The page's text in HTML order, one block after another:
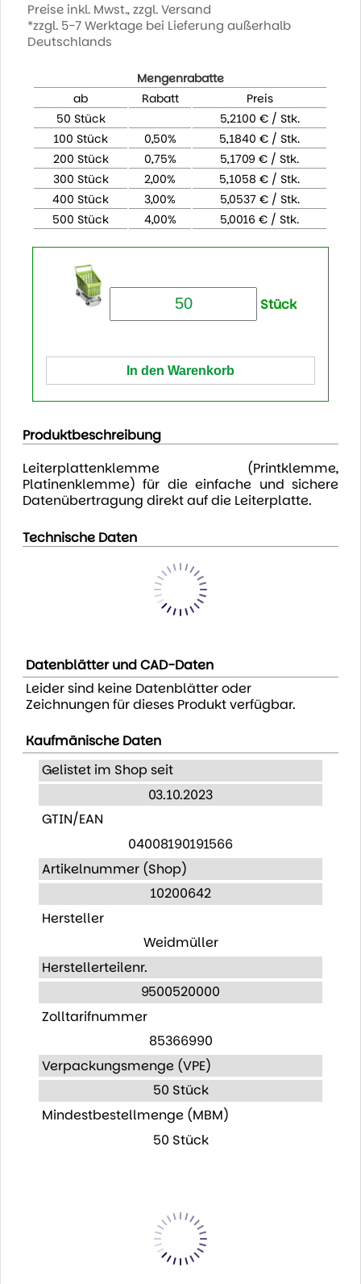
Preise inkl. Mwst., zzgl. Versand
*zzgl. 5-7 Werktage bei Lieferung außerhalb
Deutschlands
Mengenrabatte
ab
Rabatt
Preis
50 Stück
5,2100 € / Stk.
100 Stück
0,50%
5,1840 € / Stk.
200 Stück
0,75%
5,1709 € / Stk.
300 Stück
2,00%
5,1058 € / Stk.
400 Stück
3,00%
5,0537 € / Stk.
500 Stück
4,00% 5,0016 € / Stk.
Stück
Produktbeschreibung
Leiterplattenklemme (Printklemme,
Platinenklemme) für die einfache und sichere
Datenübertragung direkt auf die Leiterplatte.
Technische Daten
Datenblätter und CAD-Daten
Leider sind keine Datenblätter oder
Zeichnungen für dieses Produkt verfügbar.
Kaufmänische Daten
Gelistet im Shop seit
03.10.2023
GTIN/EAN
04008190191566
Artikelnummer (Shop)
10200642
Hersteller
Weidmüller
Herstellerteilenr.
9500520000
Zolltarifnummer
85366990
Verpackungsmenge (VPE)
50 Stück
Mindestbestellmenge (MBM)
50 Stück